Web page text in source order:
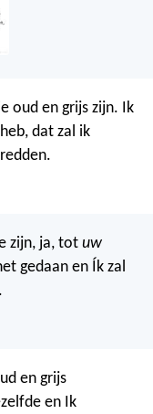
oud en grijs zijn. Ik
dat zal ik
zijn, ja, tot uw
gedaan en Ík zal
en grijs
en Ik